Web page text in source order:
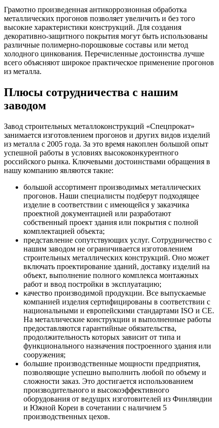
Грамотно произведенная антикоррозионная обработка
металлических прогонов позволяет увеличить и без того
высокие характеристики конструкций. Для создания
декоративно-защитного покрытия могут быть использованы
различные полимерно-порошковые составы или метод
холодного цинкования. Перечисленные достоинства лучше
всего объясняют широкое практическое применение прогонов
из металла.
Плюсы сотрудничества с нашим
заводом
Завод строительных металлоконструкций «Спецпрокат»
занимается изготовлением прогонов и других видов изделий
из металла с 2005 года. За это время накоплен большой опыт
успешной работы в условиях высококонкурентного
российского рынка. Ключевыми достоинствами обращения в
нашу компанию являются такие:
большой ассортимент производимых металлических
прогонов. Наши специалисты подберут подходящее
изделие в соответствии с имеющейся у заказчика
проектной документацией или разработают
собственный проект здания или покрытия с полной
комплектацией объекта;
представление сопутствующих услуг. Сотрудничество с
нашим заводом не ограничивается изготовлением
строительных металлических конструкций. Оно может
включать проектирование зданий, доставку изделий на
объект, выполнение полного комплекса монтажных
работ и ввод постройки в эксплуатацию;
качество производимой продукции. Все выпускаемые
компанией изделия сертифицированы в соответствии с
национальными и европейскими стандартами ISO и CE.
На металлические конструкции и выполненные работы
предоставляются гарантийные обязательства,
продолжительность которых зависит от типа и
функционального назначения построенного здания или
сооружения;
большие производственные мощности предприятия,
позволяющие успешно выполнить любой по объему и
сложности заказ. Это достигается использованием
производительного и высокоэффективного
оборудования от ведущих изготовителей из Финляндии
и Южной Кореи в сочетании с наличием 5
производственных цехов.